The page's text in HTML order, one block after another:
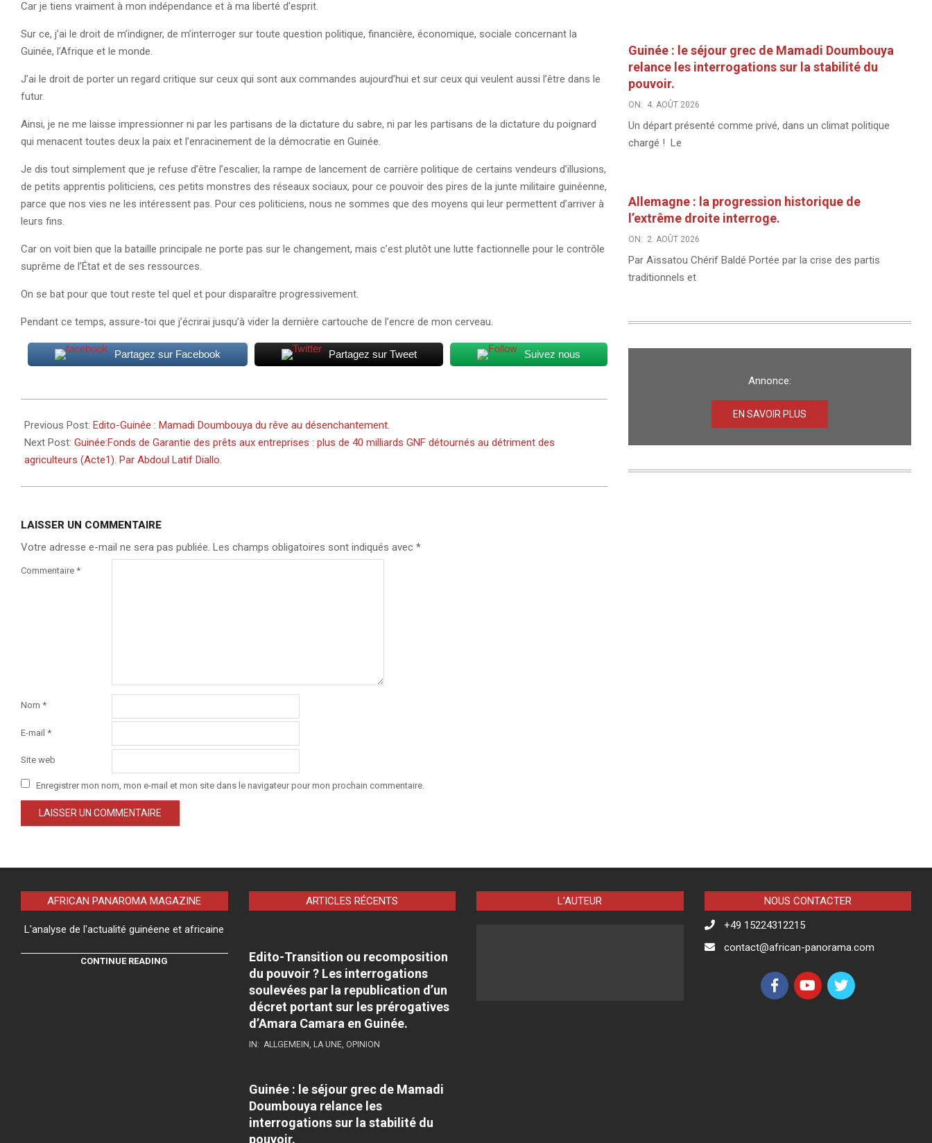
Car je tiens vraiment à mon indépendance et à ma liberté d’esprit.
Sur ce, j’ai le droit de m’indigner, de m’interroger sur toute question politique, financière, économique, sociale concernant la
Guinée, l’Afrique et le monde.
J’ai le droit de porter un regard critique sur ceux qui sont aux commandes aujourd’hui et sur ceux qui veulent aussi l’être dans le
futur.
Ainsi, je ne me laisse impressionner ni par les partisans de la dictature du sabre, ni par les partisans de la dictature du poignard
qui menacent toutes deux la paix et l’enracinement de la démocratie en Guinée.
Je dis tout simplement que je refuse d’être l’escalier, la rampe de lancement de carrière politique de certains vendeurs d’illusions,
de petits apprentis politiciens, ces petits monstres des réseaux sociaux, pour ce pouvoir des pires de la junte militaire guinéenne,
parce que nos vies ne les intéressent pas. Pour ces politiciens, nous ne sommes que des moyens qui leur permettent d’arriver à
leurs fins.
Car on voit bien que la bataille principale ne porte pas sur le changement, mais c’est plutôt une lutte factionnelle pour le contrôle
suprême de l’État et de ses ressources.
On se bat pour que tout reste tel quel et pour disparaître progressivement.
Pendant ce temps, assure-toi que j’écrirai jusqu’à vider la dernière cartouche de l’encre de mon cerveau.
Partagez sur Facebook Partagez sur Tweet Suivez nous
05-
31
Previous Post: Edito-Guinée : Mamadi Doumbouya du rêve au désenchantement.
Next Post: Guinée:Fonds de Garantie des prêts aux entreprises : plus de 40 milliards GNF détournés au détriment des
agriculteurs (Acte1). Par Abdoul Latif Diallo.
LAISSER UN COMMENTAIRE
Votre adresse e-mail ne sera pas publiée. Les champs obligatoires sont indiqués avec *
Commentaire *
Nom *
E-mail *
Site web
Enregistrer mon nom, mon e-mail et mon site dans le navigateur pour mon prochain commentaire.
Guinée : le séjour grec de Mamadi Doumbouya
relance les interrogations sur la stabilité du
pouvoir.
ON: 4. AOÛT 2026
Un départ présenté comme privé, dans un climat politique
chargé ! Le
Allemagne : la progression historique de
l’extrême droite interroge.
ON: 2. AOÛT 2026
Par Aïssatou Chérif Baldé Portée par la crise des partis
traditionnels et
Annonce:
EN SAVOIR PLUS
AFRICAN PANAROMA MAGAZINE
L'analyse de l'actualité guinéene et africaine
CONTINUE READING
ARTICLES RÉCENTS
Edito-Transition ou recomposition
du pouvoir ? Les interrogations
soulevées par la republication d’un
décret portant sur les prérogatives
d’Amara Camara en Guinée.
IN: ALLGEMEIN, LA UNE, OPINION
Guinée : le séjour grec de Mamadi
Doumbouya relance les
interrogations sur la stabilité du
pouvoir.
L’AUTEUR
NOUS CONTACTER
+49 15224312215
contact@african-panorama.com